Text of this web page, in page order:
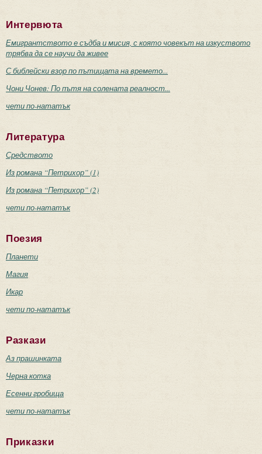
Интервюта
Емигрантството е съдба и мисия, с която човекът на изкуството
трябва да се научи да живее
С библейски взор по пътищата на времето...
Чони Чонев: По пътя на солената реалност...
чети по-нататък
Литература
Средството
Из романа “Петрихор” (1)
Из романа “Петрихор” (2)
чети по-нататък
Поезия
Планети
Магия
Икар
чети по-нататък
Разкази
Аз прашинката
Черна котка
Есенни гробища
чети по-нататък
Приказки